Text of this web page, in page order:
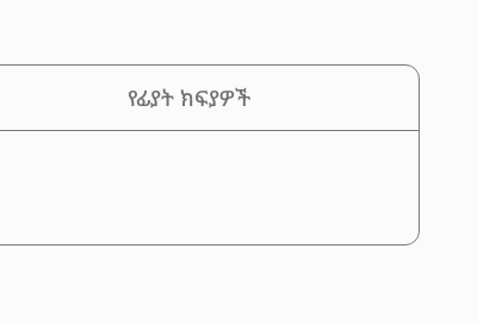
የፊያት ክፍያዎች